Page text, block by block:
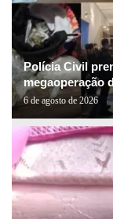
Polícia Civil
megaoperação
6 de agosto de 2026